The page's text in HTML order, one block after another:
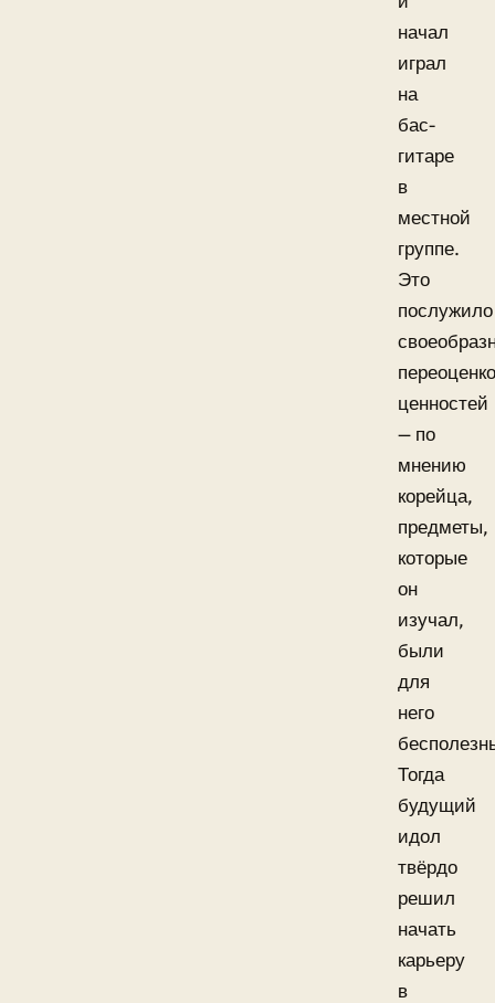
начал
играл
на
бас-
гитаре
в
местной
группе.
Это
послужило
ценностей
— по
мнению
корейца,
предметы,
которые
он
изучал,
были
для
него
Тогда
будущий
идол
твёрдо
решил
начать
карьеру
в